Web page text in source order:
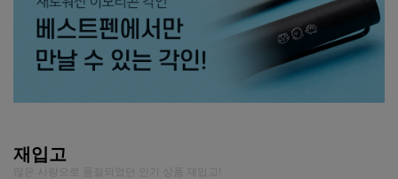
재입고
많은 사랑으로 품절되었던 인기 상품 재입고!